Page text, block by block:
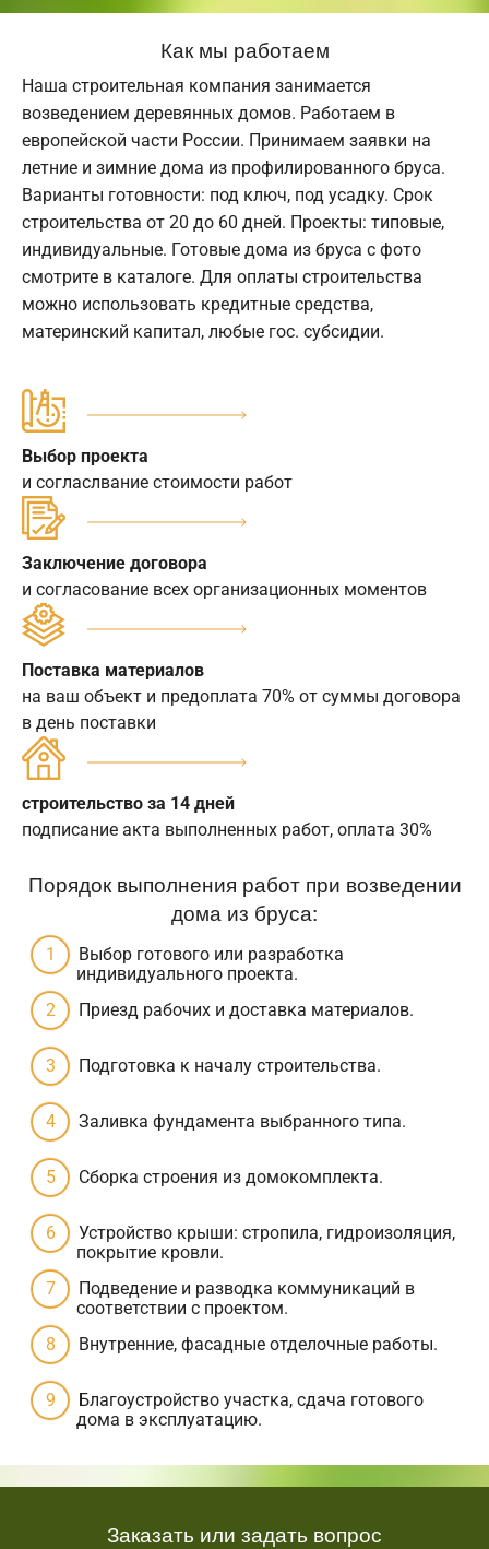
Как мы работаем
Наша строительная компания занимается
возведением деревянных домов. Работаем в
европейской части России. Принимаем заявки на
летние и зимние дома из профилированного бруса.
Варианты готовности: под ключ, под усадку. Срок
строительства от 20 до 60 дней. Проекты: типовые,
индивидуальные. Готовые дома из бруса с фото
смотрите в каталоге. Для оплаты строительства
можно использовать кредитные средства,
материнский капитал, любые гос. субсидии.
Выбор проекта
и согласлвание стоимости работ
Заключение договора
и согласование всех организационных моментов
Поставка материалов
на ваш объект и предоплата 70% от суммы договора
в день поставки
строительство за 14 дней
подписание акта выполненных работ, оплата 30%
Порядок выполнения работ при возведении
дома из бруса:
Выбор готового или разработка
индивидуального проекта.
Приезд рабочих и доставка материалов.
Подготовка к началу строительства.
Заливка фундамента выбранного типа.
Сборка строения из домокомплекта.
Устройство крыши: стропила, гидроизоляция,
покрытие кровли.
Подведение и разводка коммуникаций в
соответствии с проектом.
Внутренние, фасадные отделочные работы.
Благоустройство участка, сдача готового
дома в эксплуатацию.
Заказать или задать вопрос